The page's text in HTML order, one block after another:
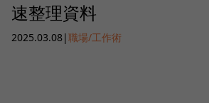
速整理資料
2025.03.08|職場/工作術